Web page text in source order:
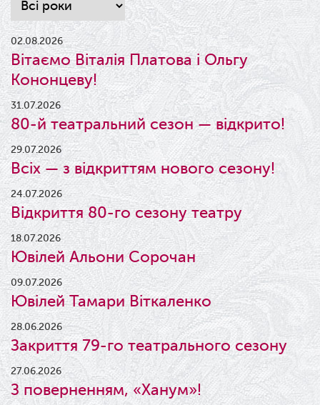
02.08.2026
Вітаємо Віталія Платова і Ольгу
Кононцеву!
31.07.2026
80-й театральний сезон — відкрито!
29.07.2026
Всіх — з відкриттям нового сезону!
24.07.2026
Відкриття 80-го сезону театру
18.07.2026
Ювілей Альони Сорочан
09.07.2026
Ювілей Тамари Віткаленко
28.06.2026
Закриття 79-го театрального сезону
27.06.2026
З поверненням, «Ханум»!